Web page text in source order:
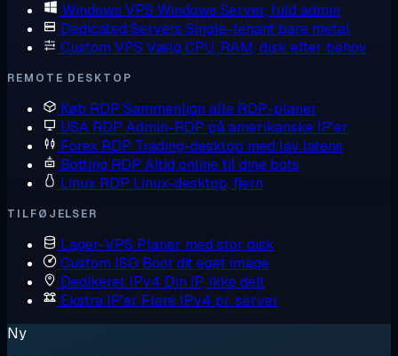
Windows VPS Windows Server, fuld admin
Dedicated Servers Single-tenant bare metal
Custom VPS Vælg CPU, RAM, disk efter behov
REMOTE DESKTOP
Køb RDP Sammenlign alle RDP-planer
USA RDP Admin-RDP på amerikanske IP'er
Forex RDP Trading-desktop med lav latens
Botting RDP Altid online til dine bots
Linux RDP Linux-desktop, fjern
TILFØJELSER
Lager-VPS Planer med stor disk
Custom ISO Boot dit eget image
Dedikeret IPv4 Din IP, ikke delt
Ekstra IP'er Flere IPv4 pr. server
Ny